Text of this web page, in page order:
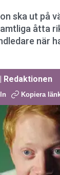
ska ut på
åtta
när
Redaktionen
Kopiera